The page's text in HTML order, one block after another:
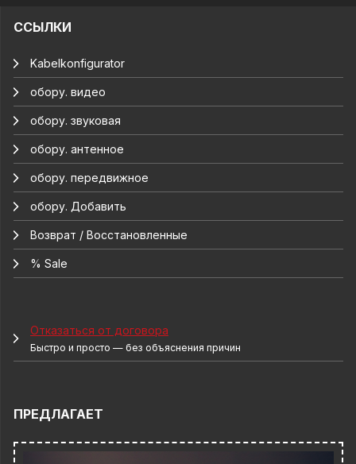
ССЫЛКИ
Kabelkonfigurator
обору. видео
обору. звуковая
обору. антенное
обору. передвижное
обору. Добавить
Возврат / Восстановленные
% Sale
Отказаться от договора
Быстро и просто — без объяснения причин
ПРЕДЛАГАЕТ